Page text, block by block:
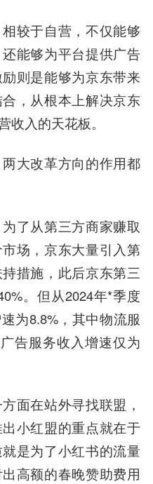
较于自营，不仅能够
能够为平台提供广告
则是能够为京东带来
，从根本上解决京东
收入的天花板。
大改革方向的作用都
了从第三方商家赚取
场，京东大量引入第
措施，此后京东第三
。但从2024年*季度
为8.8%，其中物流服
告服务收入增速仅为
面在站外寻找联盟，
小红盟的重点就在于
是为了小红书的流量
高额的春晚赞助费用